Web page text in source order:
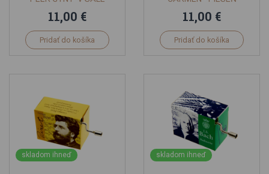
HORSKÉHO KRÁĽA
11,00 €
Pridať do košíka
TOREADORA
11,00 €
Pridať do košíka
skladom ihneď skladom ihneď